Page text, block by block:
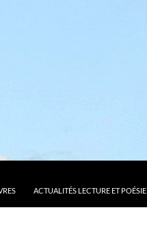
ACTUALITÉS LECTURE ET POÉSIE